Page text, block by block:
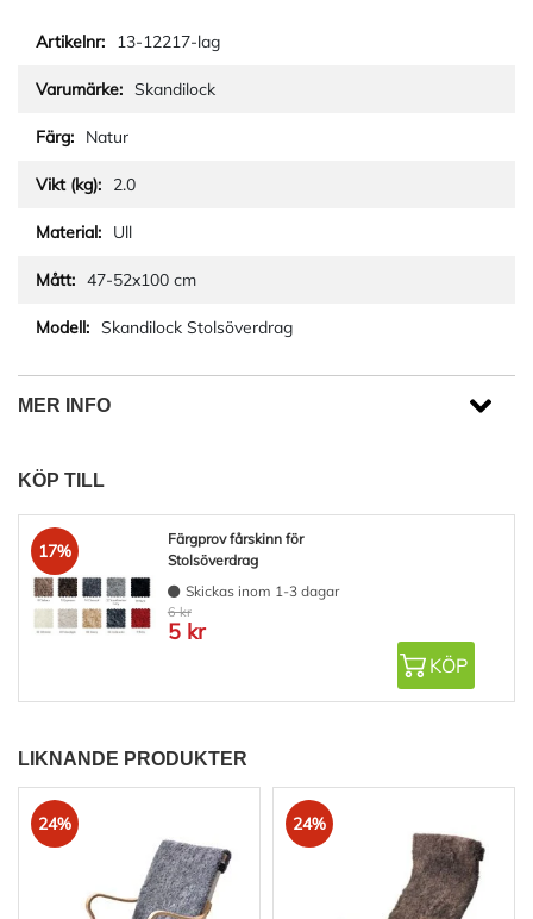
13-12217-lag
Skandilock
Natur
2.0
Ull
47-52x100 cm
Skandilock Stolsöverdrag
MER INFO
KÖP TILL
17%
Färgprov fårskinn för
Stolsöverdrag
Skickas inom 1-3 dagar
6 kr
5 kr
KÖP
LIKNANDE PRODUKTER
24% 24%